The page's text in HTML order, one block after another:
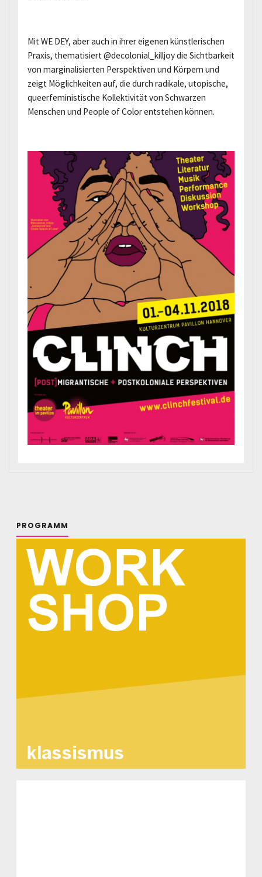
Mit WE DEY, aber auch in ihrer eigenen künstlerischen
Praxis, thematisiert @decolonial_killjoy die Sichtbarkeit
von marginalisierten Perspektiven und Körpern und
zeigt Möglichkeiten auf, die durch radikale, utopische,
queerfeministische Kollektivität von Schwarzen
Menschen und People of Color entstehen können.
PROGRAMM